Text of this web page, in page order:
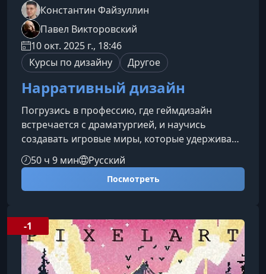
Константин Файзуллин
Павел Викторовский
10 окт. 2025 г., 18:46
Курсы по дизайну
Другое
Нарративный дизайн
Погрузись в профессию, где геймдизайн
встречается с драматургией, и научись
создавать игровые миры, которые удерживают
внимание, вызывают эмоции и формируют
уникальный опыт прохождения.Кто такой
нарративный дизайнерНарративный дизайнер
— это универсальный специалист, который
в единое целое. Он продумывает логику мира,
формирует мотивацию персонажей,
определяет темп истории и помогает игроку
не просто
50 ч 9 мин Русский
Посмотреть
-1